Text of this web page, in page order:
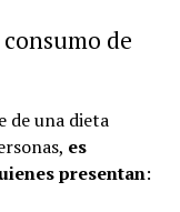
de
de una dieta
es
presentan: